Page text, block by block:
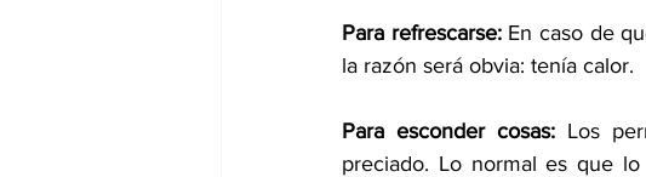
Para refrescarse: En caso de
la razón será obvia: tenía calor.
Para esconder cosas: Los
preciado. Lo normal es que